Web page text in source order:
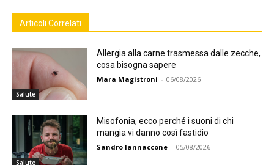
Articoli Correlati
Salute
Allergia alla carne trasmessa dalle zecche,
cosa bisogna sapere
Mara Magistroni - 06/08/2026
Salute
Misofonia, ecco perché i suoni di chi
mangia vi danno così fastidio
Sandro Iannaccone - 05/08/2026